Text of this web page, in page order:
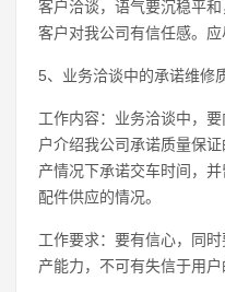
客户洽谈，语气要沉稳平
客户对我公司有信任感。应
5、业务洽谈中的承诺维修
工作内容：业务洽谈中，
户介绍我公司承诺质量保
产情况下承诺交车时间，
配件供应的情况。
工作要求：要有信心，同
产能力，不可有失信于用户